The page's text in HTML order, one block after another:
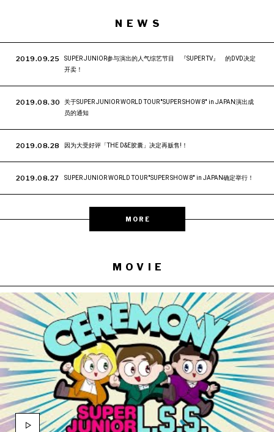
NEWS
2019.09.25
SUPER JUNIOR参与演出的人气综艺节目 『SUPER TV』 的DVD决定
开卖！
2019.08.30
关于SUPER JUNIOR WORLD TOUR ''SUPER SHOW 8'' in JAPAN演出成
员的通知
2019.08.28 因为大受好评「THE D&E胶囊」决定再贩售!！
2019.08.27 SUPER JUNIOR WORLD TOUR ''SUPER SHOW 8'' in JAPAN确定举行！
MORE
MOVIE